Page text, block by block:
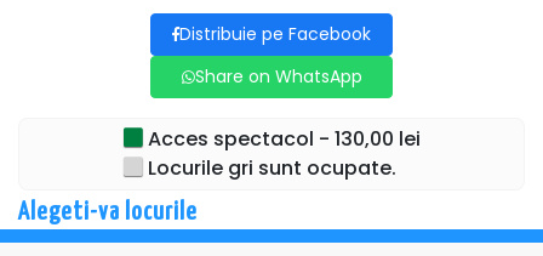
Distribuie pe Facebook
Share on WhatsApp
Acces spectacol - 130,00 lei
Locurile gri sunt ocupate.
Alegeti-va locurile